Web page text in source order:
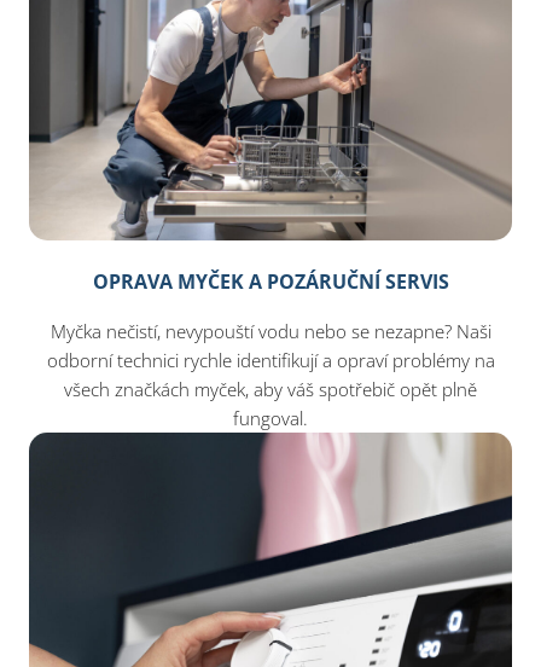
OPRAVA MYČEK A POZÁRUČNÍ SERVIS
Myčka nečistí, nevypouští vodu nebo se nezapne? Naši
odborní technici rychle identifikují a opraví problémy na
všech značkách myček, aby váš spotřebič opět plně
fungoval.